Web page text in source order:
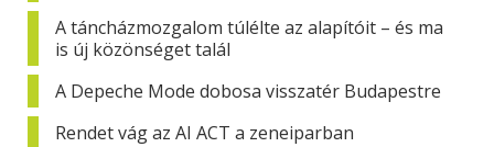
A táncházmozgalom túlélte az alapítóit – és ma
is új közönséget talál
A Depeche Mode dobosa visszatér Budapestre
Rendet vág az AI ACT a zeneiparban